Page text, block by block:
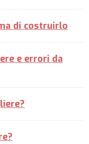
di costruirlo
e errori da